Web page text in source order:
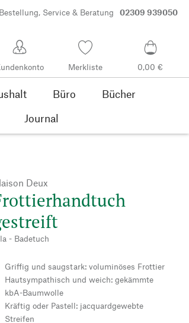
Bestellung, Service & Beratung 02309 939050
Merkliste 0,00 €
Büro
Bücher
Journal
Deux
- Badetuch
Griffig und saugstark: voluminöses Frottier
Hautsympathisch und weich: gekämmte
kbA-Baumwolle
Kräftig oder Pastell: jacquardgewebte
Streifen